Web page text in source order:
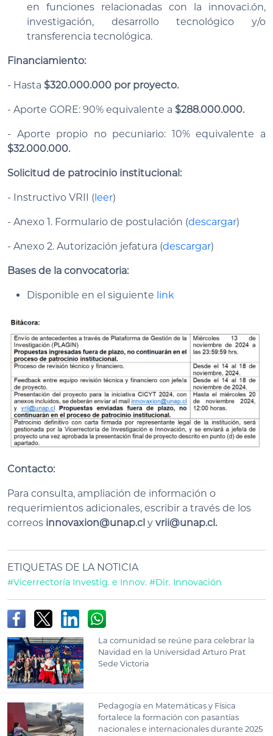
en funciones relacionadas con la innovaci.ón,
investigación, desarrollo tecnológico y/o
transferencia tecnológica.
Financiamiento:
- Hasta $320.000.000 por proyecto.
- Aporte GORE: 90% equivalente a $288.000.000.
- Aporte propio no pecuniario: 10% equivalente a
$32.000.000.
Solicitud de patrocinio institucional:
- Instructivo VRII ( leer)
- Anexo 1. Formulario de postulación (descargar)
- Anexo 2. Autorización jefatura (descargar)
Bases de la convocatoria:
Disponible en el siguiente link
Contacto:
Para consulta, ampliación de información o
requerimientos adicionales, escribir a través de los
correos innovaxion@unap.cl y vrii@unap.cl.
ETIQUETAS DE LA NOTICIA
#Vicerrectoría Investig. e Innov. #Dir. Innovación
La comunidad se reúne para celebrar la
Navidad en la Universidad Arturo Prat
Sede Victoria
Pedagogía en Matemáticas y Física
fortalece la formación con pasantías
nacionales e internacionales durante 2025